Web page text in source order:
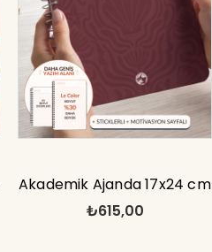
Akademik Ajanda 17x24 cm
Spiralli Stickerlı Motivasyon
₺615,00